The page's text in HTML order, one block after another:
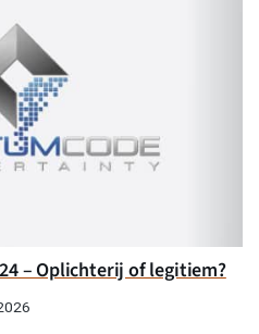
– Oplichterij of legitiem?